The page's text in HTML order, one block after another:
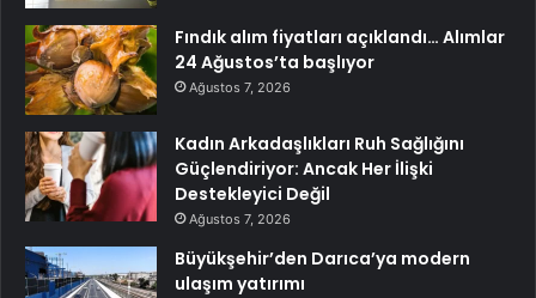
Fındık alım fiyatları açıklandı… Alımlar
24 Ağustos’ta başlıyor
Ağustos 7, 2026
Kadın Arkadaşlıkları Ruh Sağlığını
Güçlendiriyor: Ancak Her İlişki
Destekleyici Değil
Ağustos 7, 2026
Büyükşehir’den Darıca’ya modern
ulaşım yatırımı